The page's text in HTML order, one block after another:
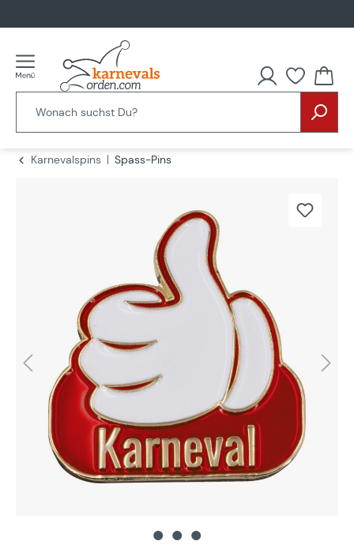
Karnevalspins
Spass-Pins